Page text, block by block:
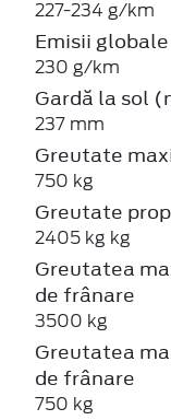
227-234 g/km
Emisii globale
230 g/km
Gardă la sol
237 mm
Greutate
750 kg
Greutate
2405 kg kg
Greutatea
de frânare
3500 kg
Greutatea
de frânare
750 kg